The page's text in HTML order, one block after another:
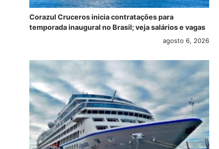
Corazul Cruceros inicia contratações para
temporada inaugural no Brasil; veja salários e vagas
agosto 6, 2026